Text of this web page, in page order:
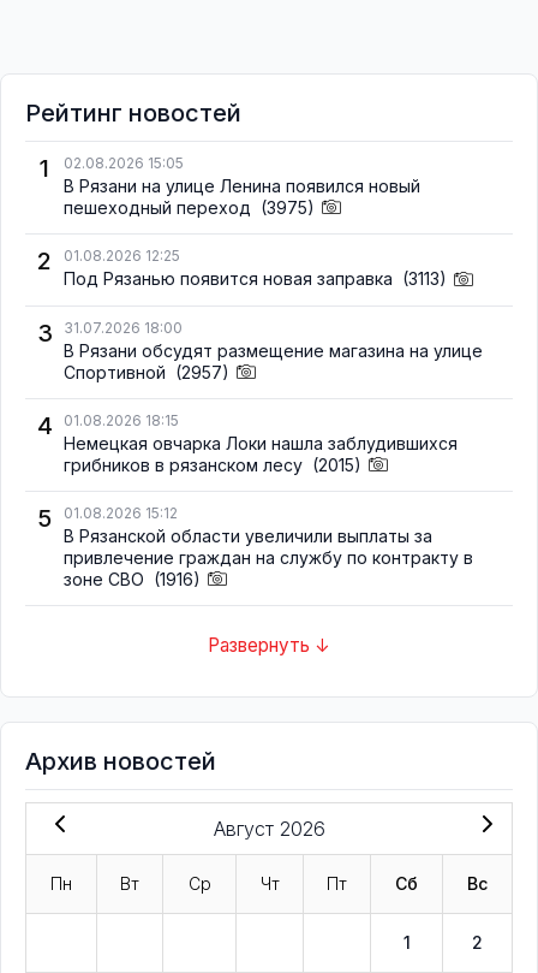
Рейтинг новостей
1
02.08.2026 15:05
В Рязани на улице Ленина появился новый
пешеходный переход (3975)
2 01.08.2026 12:25
Под Рязанью появится новая заправка (3113)
3 31.07.2026 18:00
В Рязани обсудят размещение магазина на улице
Спортивной (2957)
4 01.08.2026 18:15
Немецкая овчарка Локи нашла заблудившихся
грибников в рязанском лесу (2015)
5 01.08.2026 15:12
В Рязанской области увеличили выплаты за
привлечение граждан на службу по контракту в
зоне СВО (1916)
Развернуть ↓
Архив новостей
Август 2026
Пн Вт Ср Чт Пт Сб Вс
1 2